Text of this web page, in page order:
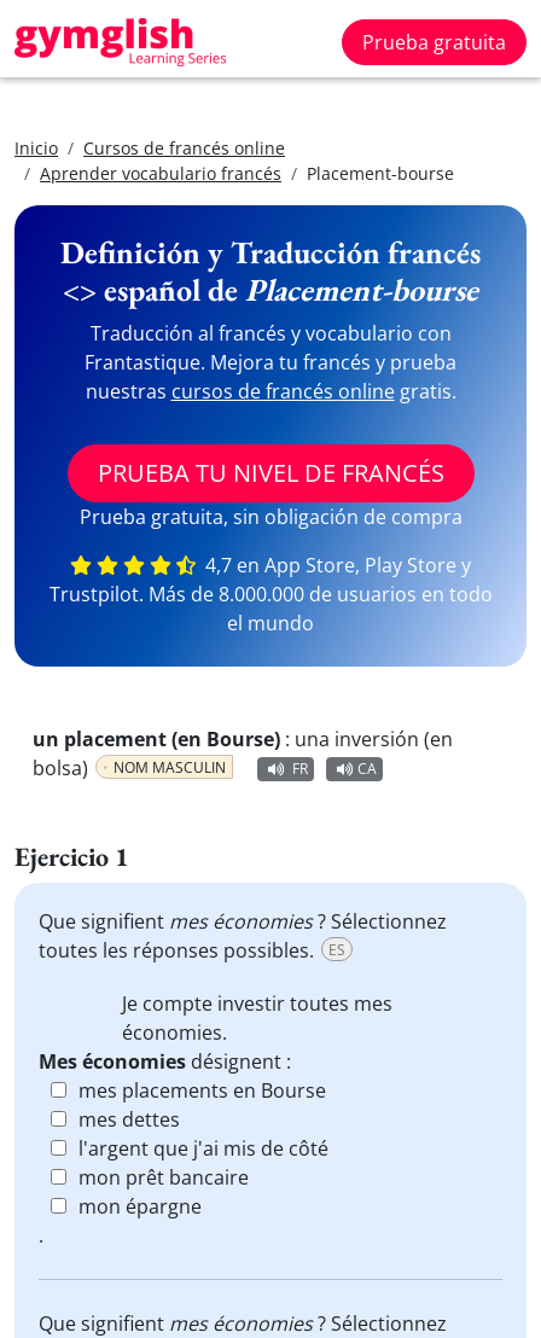
Prueba gratuita
Inicio
Cursos de francés online
Aprender vocabulario francés
Placement-bourse
Definición y Traducción francés
<> español dePlacement-bourse
Traducción al francés y vocabulario con
Frantastique. Mejora tu francés y prueba
nuestras cursos de francés onlinegratis.
PRUEBA TU NIVEL DE FRANCÉS
Prueba gratuita, sin obligación de compra
4,7 en App Store, Play Store y
Trustpilot. Más de 8.000.000 de usuarios en todo
el mundo
un placement (en Bourse) : una inversión (en
bolsa)
NOM MASCULIN FR CA
Ejercicio 1
Que signifient mes économies? Sélectionnez
toutes les réponses possibles.
ES
Je compte investir toutes mes
économies.
Mes économies désignent :
mes placements en Bourse
mes dettes
l'argent que j'ai mis de côté
mon prêt bancaire
mon épargne
.
Que signifient mes économies? Sélectionnez